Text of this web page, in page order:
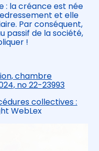
: la créance est née
et elle
Par conséquent,
passif de la société,
!
chambre
no 22-23993
collectives :
WebLex